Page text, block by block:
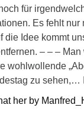
für
Es fehlt nur
die Idee kommt
– – –
wohlwollende
zu sehen,…
her by